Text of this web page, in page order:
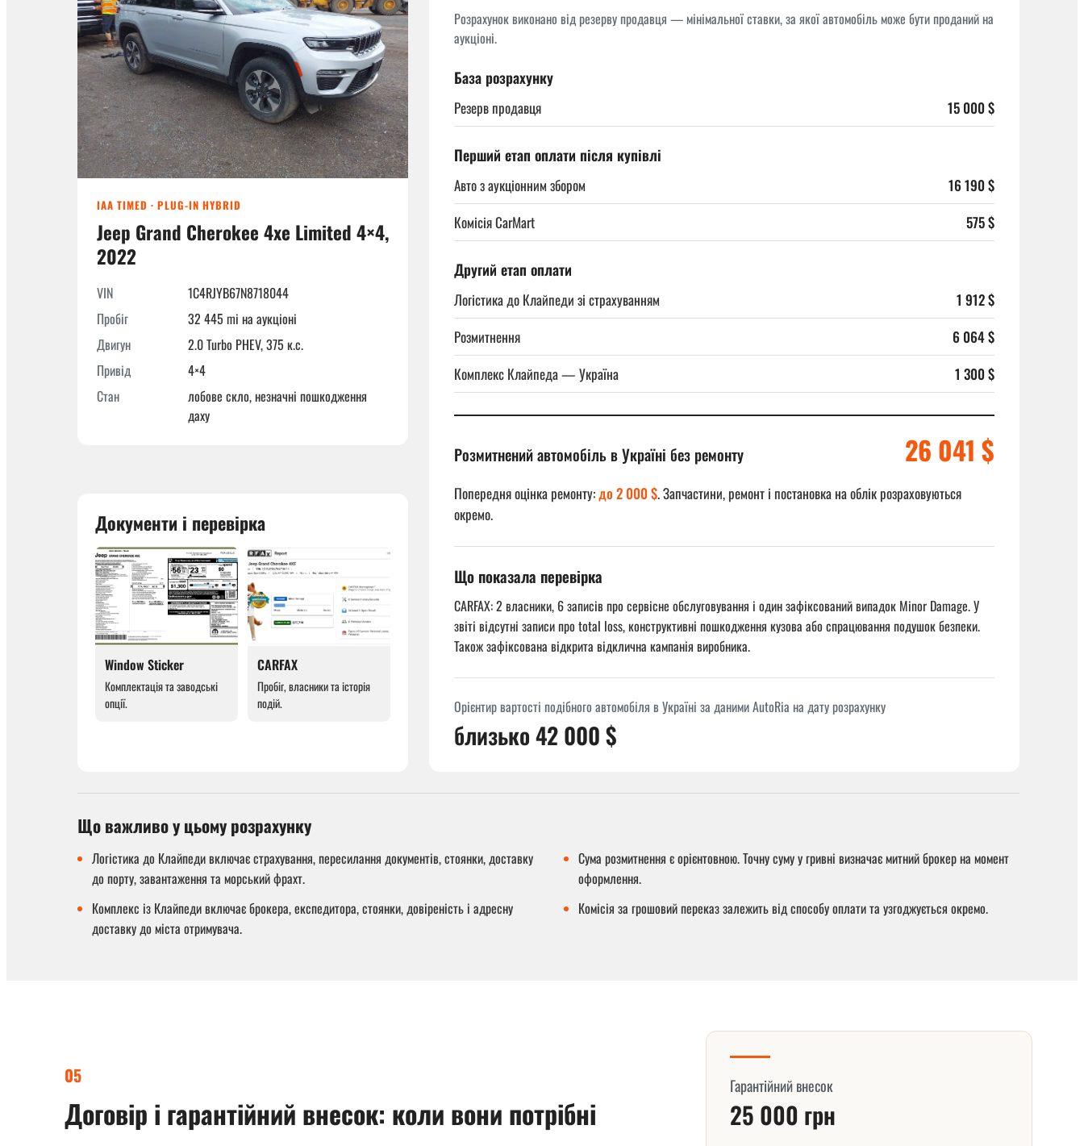
IAA TIMED · PLUG-IN HYBRID
Jeep Grand Cherokee 4xe Limited 4×4,
2022
VIN
1C4RJYB67N8718044
Пробіг
32 445 mi на аукціоні
Двигун
2.0 Turbo PHEV, 375 к.с.
Привід
4×4
Стан
лобове скло, незначні пошкодження
даху
Розрахунок виконано від резерву продавця — мінімальної ставки, за якої автомобіль може бути проданий на
аукціоні.
База розрахунку
Резерв продавця 15 000 $
Перший етап оплати після купівлі
Авто з аукціонним збором
16 190 $
Комісія CarMart
575 $
Другий етап оплати
Логістика до Клайпеди зі страхуванням
1 912 $
Розмитнення
6 064 $
Комплекс Клайпеда — Україна
1 300 $
Розмитнений автомобіль в Україні без ремонту 26 041 $
Попередня оцінка ремонту:до 2 000 $. Запчастини, ремонт і постановка на облік розраховуються
окремо.
Що показала перевірка
CARFAX: 2 власники, 6 записів про сервісне обслуговування і один зафіксований випадок Minor Damage. У
звіті відсутні записи про total loss, конструктивні пошкодження кузова або спрацювання подушок безпеки.
Також зафіксована відкрита відклична кампанія виробника.
Орієнтир вартості подібного автомобіля в Україні за даними AutoRia на дату розрахунку
близько 42 000 $
Документи і перевірка
Window Sticker
Комплектація та заводські
опції.
CARFAX
Пробіг, власники та історія
подій.
Що важливо у цьому розрахунку
Логістика до Клайпеди включає страхування, пересилання документів, стоянки, доставку
до порту, завантаження та морський фрахт.
Сума розмитнення є орієнтовною. Точну суму у гривні визначає митний брокер на момент
оформлення.
Комплекс із Клайпеди включає брокера, експедитора, стоянки, довіреність і адресну
доставку до міста отримувача.
Комісія за грошовий переказ залежить від способу оплати та узгоджується окремо.
05
Договір і гарантійний внесок: коли вони потрібні
Гарантійний внесок
25 000 грн